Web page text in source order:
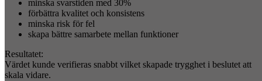
minska svarstiden med 30%
förbättra kvalitet och konsistens
minska risk för fel
skapa bättre samarbete mellan funktioner
Resultatet:
Värdet kunde verifieras snabbt vilket skapade trygghet i beslutet att
skala vidare.